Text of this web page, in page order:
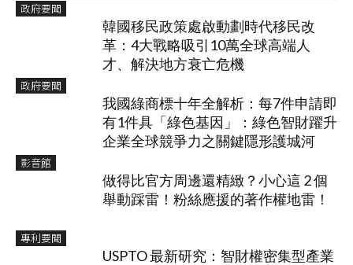
政府要聞
韓國移民政策處啟動劃時代移民改
革：4大戰略吸引10萬全球高端人
才、解決地方衰亡危機
政府要聞
我國綠商標十年全解析：每7件申請即
有1件具「綠色基因」：綠色智財躍升
企業全球競爭力之關鍵隱形護城河
影音館
做得比官方周邊還精緻？小心這 2 個
舉動踩雷！粉絲應援的著作權地雷！
專利要聞
USPTO 最新研究：智財權密集型產業